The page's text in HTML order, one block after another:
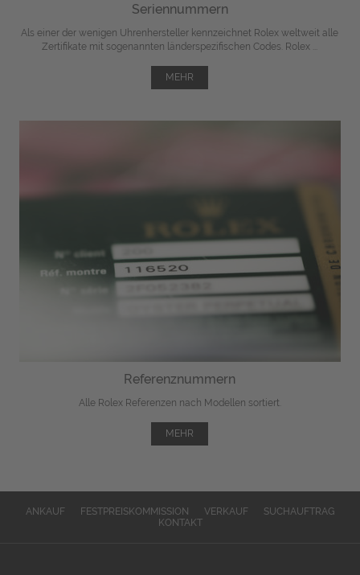
Seriennummern
Als einer der wenigen Uhrenhersteller kennzeichnet Rolex weltweit alle
Zertifikate mit sogenannten länderspezifischen Codes. Rolex ...
MEHR
Referenznummern
Alle Rolex Referenzen nach Modellen sortiert.
MEHR
ANKAUF FESTPREISKOMMISSION VERKAUF
SUCHAUFTRAG
KONTAKT